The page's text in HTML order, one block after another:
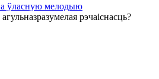
ўласную мелодыю
рэчаіснасць?